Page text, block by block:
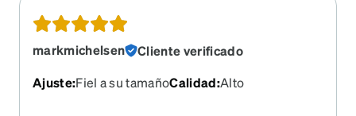
markmichelsen
Cliente verificado
Ajuste:Fiel a su tamañoCalidad:Alto